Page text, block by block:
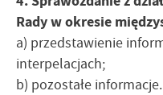
Rady w okresie
a) przedstawienie
interpelacjach;
b) pozostałe informacje.